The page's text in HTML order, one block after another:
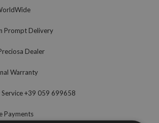
Prompt Delivery
Dealer
Warranty
Service +39 059 699658
Payments